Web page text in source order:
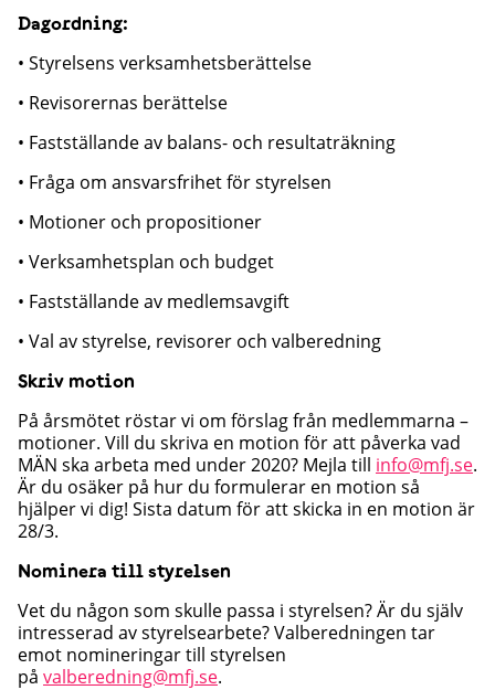
Dagordning:
• Styrelsens verksamhetsberättelse
• Revisorernas berättelse
• Fastställande av balans- och resultaträkning
• Fråga om ansvarsfrihet för styrelsen
• Motioner och propositioner
• Verksamhetsplan och budget
• Fastställande av medlemsavgift
• Val av styrelse, revisorer och valberedning
Skriv motion
På årsmötet röstar vi om förslag från medlemmarna –
motioner. Vill du skriva en motion för att påverka vad
MÄN ska arbeta med under 2020? Mejla till info@mfj.se.
Är du osäker på hur du formulerar en motion så
hjälper vi dig! Sista datum för att skicka in en motion är
28/3.
Nominera till styrelsen
Vet du någon som skulle passa i styrelsen? Är du själv
intresserad av styrelsearbete? Valberedningen tar
emot nomineringar till styrelsen
på valberedning@mfj.se.